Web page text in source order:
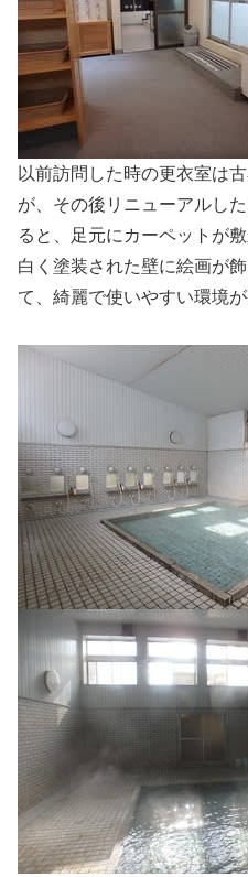
以前訪問した時の更衣室は
が、その後リニューアルし
ると、足元にカーペットが
白く塗装された壁に絵画が
て、綺麗で使いやすい環境